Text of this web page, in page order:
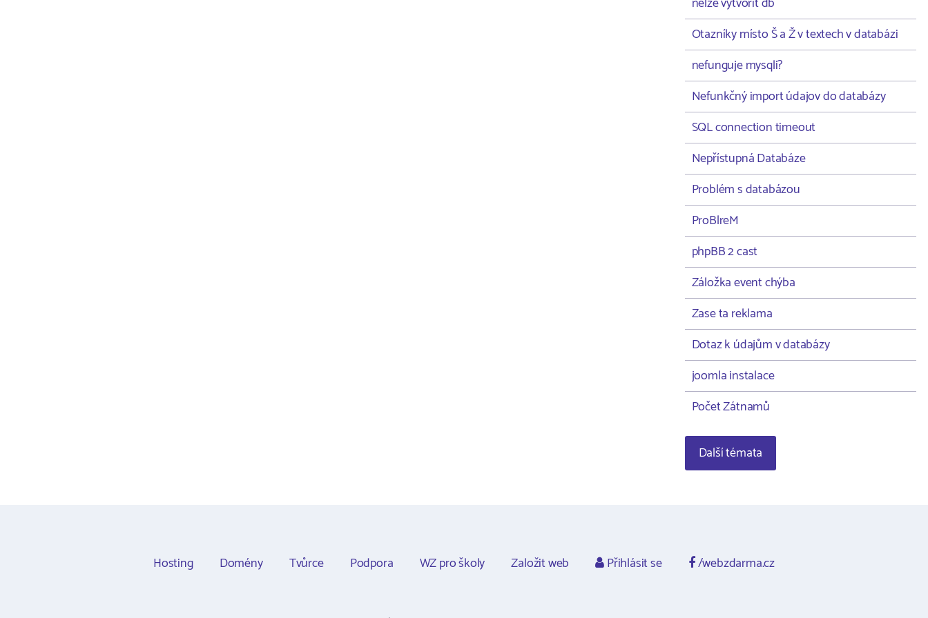
Otazníky místo Š a Ž v textech v databázi
nefunguje mysqli?
Nefunkčný import údajov do databázy
SQL connection timeout
Nepřístupná Databáze
Problém s databázou
ProBlreM
phpBB 2 cast
Záložka event chýba
Zase ta reklama
Dotaz k údajům v databázy
joomla instalace
Počet Zátnamů
Další témata
Hosting Domény Tvůrce Podpora WZ pro školy Založit web Přihlásit se /webzdarma.cz